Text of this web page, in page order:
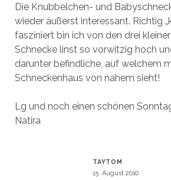
Die Knubbelchen- und
wieder äußerst interessant. Richtig
fasziniert bin ich von den drei
Schnecke linst so vorwitzig hoch
darunter befindliche, auf welchem
Schneckenhaus von nahem sieht!
Lg und noch einen schönen
Natira
TAYTOM
15. August 2010